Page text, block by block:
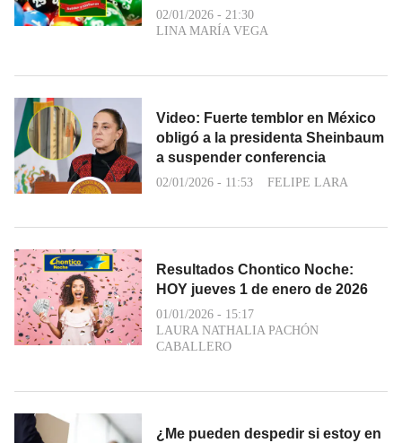
02/01/2026 - 21:30
LINA MARÍA VEGA
Video: Fuerte temblor en México
obligó a la presidenta Sheinbaum
a suspender conferencia
02/01/2026 - 11:53 FELIPE LARA
Resultados Chontico Noche:
HOY jueves 1 de enero de 2026
01/01/2026 - 15:17
LAURA NATHALIA PACHÓN
CABALLERO
¿Me pueden despedir si estoy en